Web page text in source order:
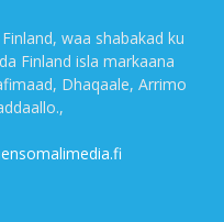
waa shabakad ku
Finland isla markaana
Dhaqaale, Arrimo